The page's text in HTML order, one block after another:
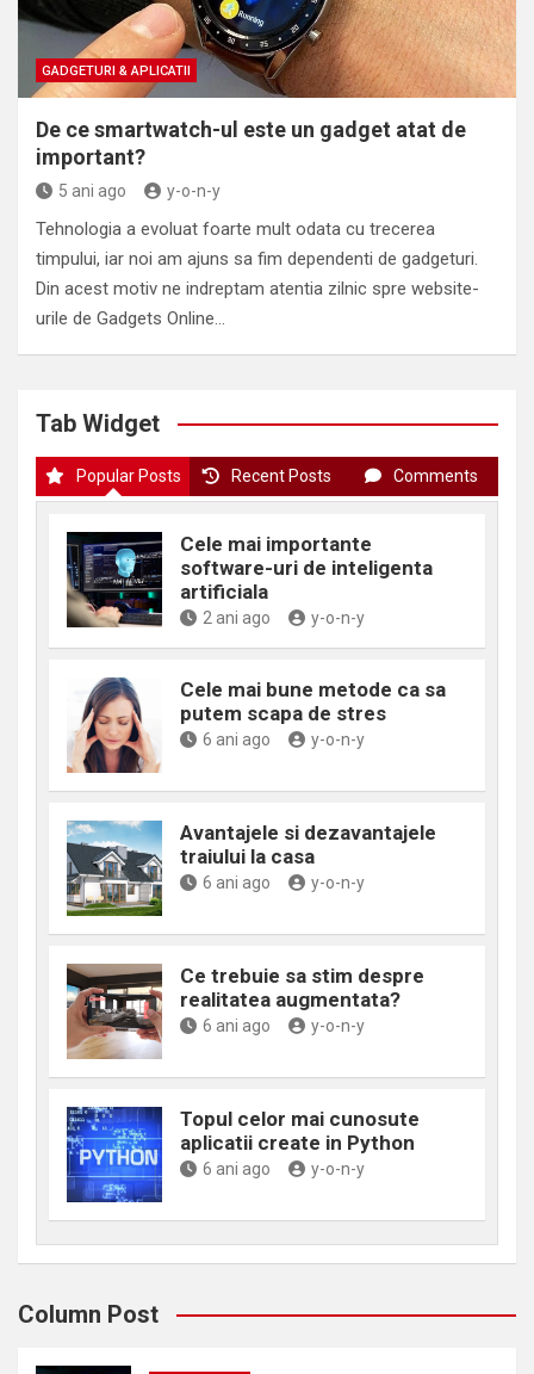
GADGETURI & APLICATII
De ce smartwatch-ul este un gadget atat de
important?
5 ani ago y-o-n-y
Tehnologia a evoluat foarte mult odata cu trecerea
timpului, iar noi am ajuns sa fim dependenti de gadgeturi.
Din acest motiv ne indreptam atentia zilnic spre website-
urile de Gadgets Online…
Tab Widget
Popular Posts Recent Posts Comments
Cele mai importante
software-uri de inteligenta
artificiala
2 ani ago y-o-n-y
Cele mai bune metode ca sa
putem scapa de stres
6 ani ago y-o-n-y
Avantajele si dezavantajele
traiului la casa
6 ani ago y-o-n-y
Ce trebuie sa stim despre
realitatea augmentata?
6 ani ago y-o-n-y
Topul celor mai cunosute
aplicatii create in Python
6 ani ago y-o-n-y
Column Post